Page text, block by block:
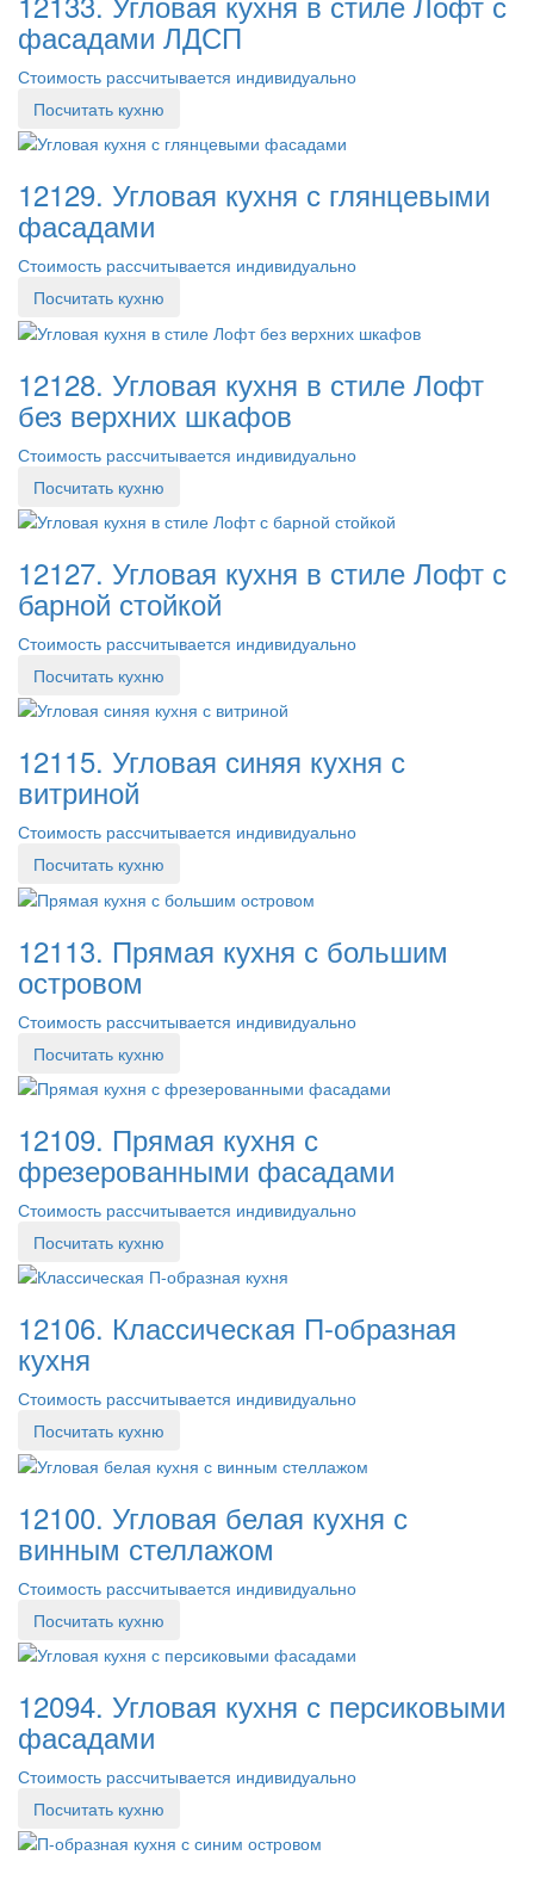
фасадами ЛДСП
Стоимость рассчитывается индивидуально
Посчитать кухню
12129. Угловая кухня с глянцевыми
фасадами
Стоимость рассчитывается индивидуально
Посчитать кухню
12128. Угловая кухня в стиле Лофт
без верхних шкафов
Стоимость рассчитывается индивидуально
Посчитать кухню
12127. Угловая кухня в стиле Лофт с
барной стойкой
Стоимость рассчитывается индивидуально
Посчитать кухню
12115. Угловая синяя кухня с
витриной
Стоимость рассчитывается индивидуально
Посчитать кухню
12113. Прямая кухня с большим
островом
Стоимость рассчитывается индивидуально
Посчитать кухню
12109. Прямая кухня с
фрезерованными фасадами
Стоимость рассчитывается индивидуально
Посчитать кухню
12106. Классическая П-образная
кухня
Стоимость рассчитывается индивидуально
Посчитать кухню
12100. Угловая белая кухня с
винным стеллажом
Стоимость рассчитывается индивидуально
Посчитать кухню
12094. Угловая кухня с персиковыми
фасадами
Стоимость рассчитывается индивидуально
Посчитать кухню